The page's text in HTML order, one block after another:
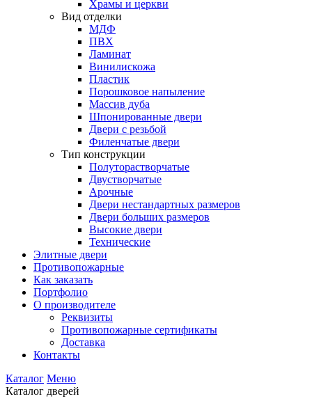
Храмы и церкви
Вид отделки
МДФ
ПВХ
Ламинат
Винилискожа
Пластик
Порошковое напыление
Массив дуба
Шпонированные двери
Двери с резьбой
Филенчатые двери
Тип конструкции
Полуторастворчатые
Двустворчатые
Арочные
Двери нестандартных размеров
Двери больших размеров
Высокие двери
Технические
Элитные двери
Противопожарные
Как заказать
Портфолио
О производителе
Реквизиты
Противопожарные сертификаты
Доставка
Контакты
Каталог Меню
Каталог дверей